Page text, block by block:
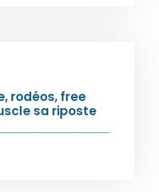
rodéos, free
sa riposte